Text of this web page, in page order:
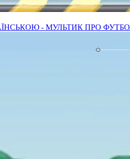
- МУЛЬТИК ПРО